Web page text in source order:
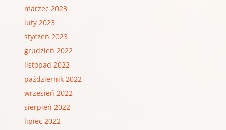
marzec 2023
luty 2023
styczeń 2023
grudzień 2022
listopad 2022
październik 2022
wrzesień 2022
sierpień 2022
lipiec 2022